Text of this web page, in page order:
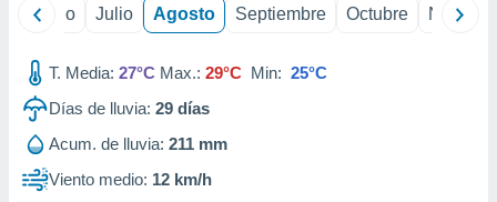
e
mediante
Junio Julio Agosto Septiembre Octubre
T. Media: 27°C Max.: 29°C Min: 25°C
Días de lluvia: 29 días
Acum. de lluvia: 211 mm
Viento medio: 12 km/h